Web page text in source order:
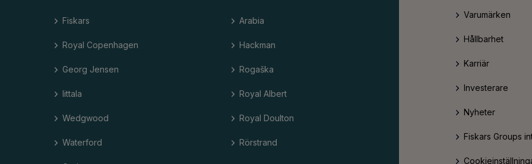
Fiskars
Royal Copenhagen
Georg Jensen
Iittala
Wedgwood
Waterford
Arabia
Hackman
Rogaška
Royal Albert
Royal Doulton
Rörstrand
Varumärken
Hållbarhet
Karriär
Investerare
Nyheter
Fiskars Groups